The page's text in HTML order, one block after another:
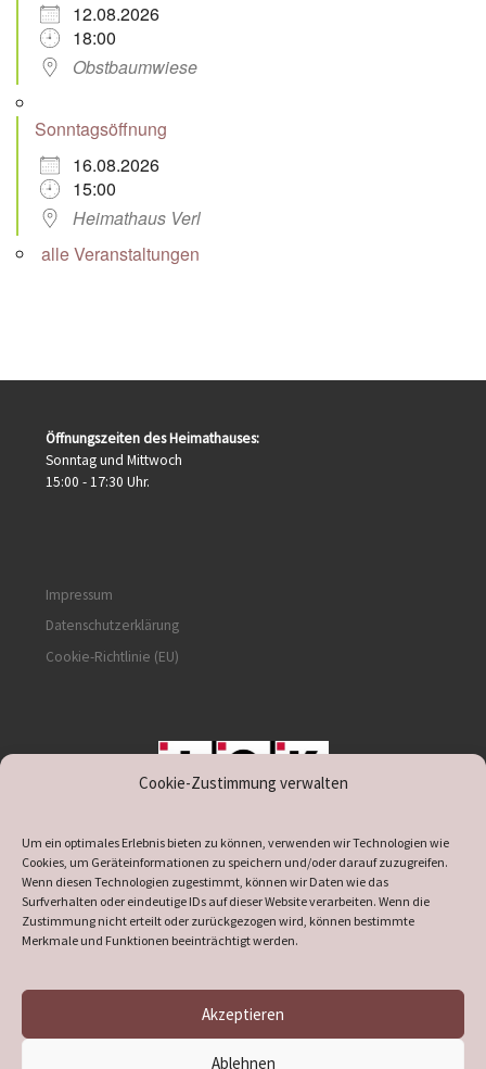
Cookie-Zustimmung verwalten
Um ein optimales Erlebnis bieten zu können, verwenden wir Technologien wie
Cookies, um Geräteinformationen zu speichern und/oder darauf zuzugreifen.
Wenn diesen Technologien zugestimmt, können wir Daten wie das
Surfverhalten oder eindeutige IDs auf dieser Website verarbeiten. Wenn die
Zustimmung nicht erteilt oder zurückgezogen wird, können bestimmte
Merkmale und Funktionen beeinträchtigt werden.
Akzeptieren
Ablehnen
12.08.2026
18:00
Obstbaumwiese
Sonntagsöffnung
16.08.2026
15:00
Heimathaus Verl
alle Veranstaltungen
Öffnungszeiten des Heimathauses:
Sonntag und Mittwoch
15:00 - 17:30 Uhr.
Impressum
Datenschutzerklärung
Cookie-Richtlinie (EU)
supported by DÖ
Heimatverein Verl– Alle Rechte vorbehalten